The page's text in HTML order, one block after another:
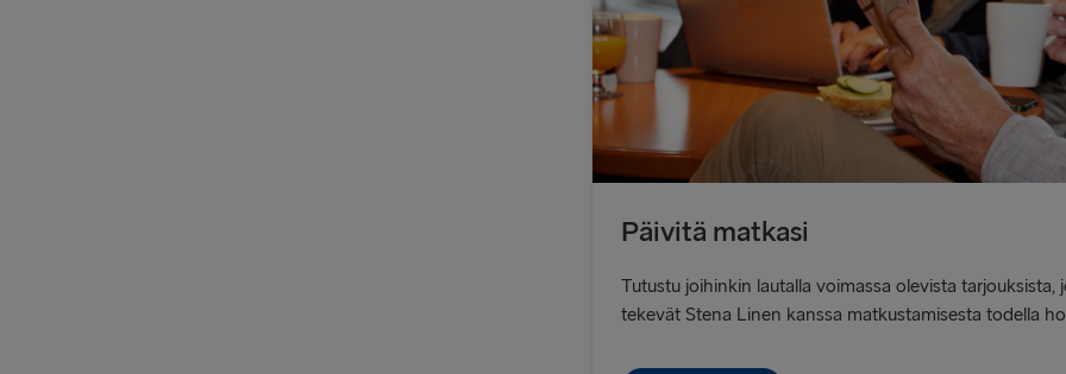
Päivitä matkasi
Tutustu joihinkin lautalla voimassa olevista
tekevät Stena Linen kanssa matkustamisesta todella